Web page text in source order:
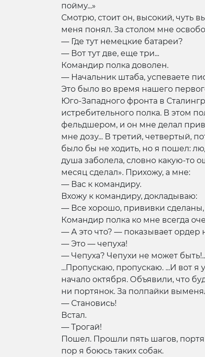
пойму...»
Смотрю, стоит он, высокий, чуть
меня понял. За столом мне
— Где тут немецкие батареи?
— Вот тут две, еще три...
Командир полка доволен.
— Начальник штаба, успеваете
Это было во время нашего
Юго-Западного фронта в
истребительного полка. В этом
фельдшером, и он мне делал
мне дозу... В третий, четвертый,
было бы не ходить, но я пошел:
душа заболела, словно какую-то
месяц сделал». Прихожу, а мне:
— Вас к командиру.
Вхожу к командиру, докладываю:
— Все хорошо, прививки сделаны,
Командир полка ко мне всегда
— А это что? — показывает ордер
— Это — чепуха!
— Чепуха? Чепухи не может быть!..
...Пропускаю, пропускаю. ...И вот
начало октября. Объявили, что
ни портянок. За полпайки
— Становись!
Встал.
— Трогай!
Пошел. Прошли пять шагов,
пор я боюсь таких собак.